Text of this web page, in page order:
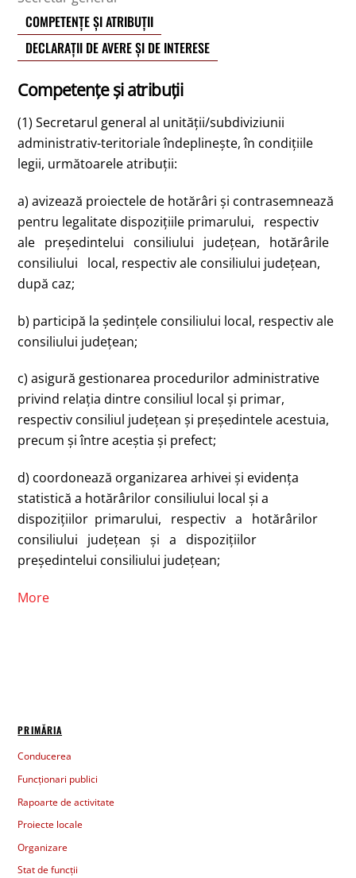
COMPETENȚE ȘI ATRIBUȚII
DECLARAȚII DE AVERE ȘI DE INTERESE
Competențe și atribuții
(1) Secretarul general al unităţii/subdiviziunii
administrativ-teritoriale îndeplineşte, în condiţiile
legii, următoarele atribuţii:
a) avizează proiectele de hotărâri şi contrasemnează
pentru legalitate dispoziţiile primarului, respectiv
ale preşedintelui consiliului judeţean, hotărârile
consiliului local, respectiv ale consiliului judeţean,
după caz;
b) participă la şedinţele consiliului local, respectiv ale
consiliului judeţean;
c) asigură gestionarea procedurilor administrative
privind relaţia dintre consiliul local şi primar,
respectiv consiliul judeţean şi preşedintele acestuia,
precum şi între aceştia şi prefect;
d) coordonează organizarea arhivei şi evidenţa
statistică a hotărârilor consiliului local şi a
dispoziţiilor primarului, respectiv a hotărârilor
consiliului judeţean şi a dispoziţiilor
preşedintelui consiliului judeţean;
More
PRIMĂRIA
Conducerea
Funcționari publici
Rapoarte de activitate
Proiecte locale
Organizare
Stat de funcții